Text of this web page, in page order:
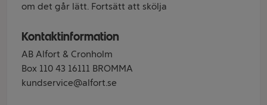
om det går lätt. Fortsätt att skölja
Kontaktinformation
AB Alfort & Cronholm
Box 110 43 16111 BROMMA
kundservice@alfort.se